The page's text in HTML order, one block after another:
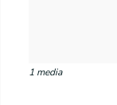
1 media